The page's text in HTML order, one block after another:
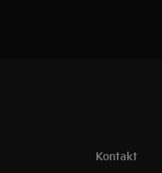
Kontakt